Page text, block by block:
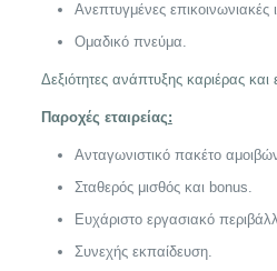
Ανεπτυγμένες επικοινωνιακές
Ομαδικό πνεύμα.
Δεξιότητες ανάπτυξης καριέρας και
Παροχές εταιρείας:
Ανταγωνιστικό πακέτο
Σταθερός μισθός και bonus.
Ευχάριστο εργασιακό
Συνεχής εκπαίδευση.